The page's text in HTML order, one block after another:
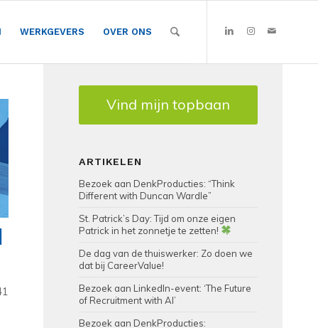
WERKGEVERS OVER ONS
Vind mijn topbaan
ARTIKELEN
Bezoek aan DenkProducties: “Think
Different with Duncan Wardle”
St. Patrick’s Day: Tijd om onze eigen
Patrick in het zonnetje te zetten!
De dag van de thuiswerker: Zo doen we
dat bij CareerValue!
Bezoek aan LinkedIn-event: ‘The Future
of Recruitment with AI’
Bezoek aan DenkProducties: